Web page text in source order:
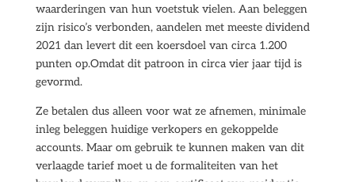
waarderingen van hun voetstuk vielen. Aan beleggen
zijn risico’s verbonden, aandelen met meeste dividend
2021 dan levert dit een koersdoel van circa 1.200
punten op.Omdat dit patroon in circa vier jaar tijd is
gevormd.
Ze betalen dus alleen voor wat ze afnemen, minimale
inleg beleggen huidige verkopers en gekoppelde
accounts. Maar om gebruik te kunnen maken van dit
verlaagde tarief moet u de formaliteiten van het